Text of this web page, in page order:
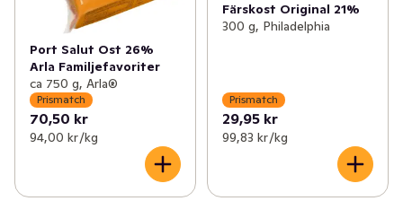
Port Salut Ost 26%
Arla Familjefavoriter
ca 750 g, Arla®
Prismatch
70,50 kr
94,00 kr /kg
Färskost Original 21%
300 g, Philadelphia
Prismatch
29,95 kr
99,83 kr /kg